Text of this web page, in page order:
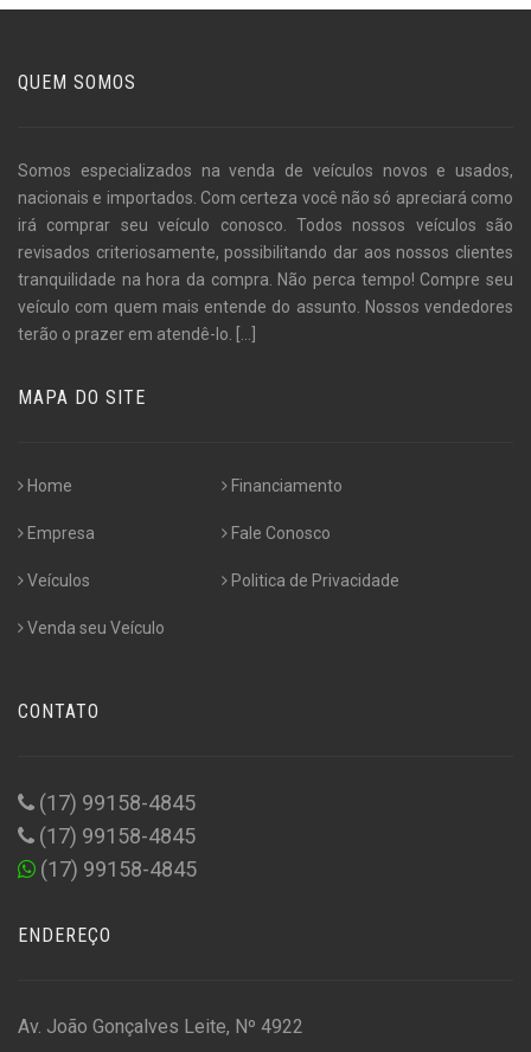
QUEM SOMOS
Somos especializados na venda de veículos novos e usados,
nacionais e importados. Com certeza você não só apreciará como
irá comprar seu veículo conosco. Todos nossos veículos são
revisados criteriosamente, possibilitando dar aos nossos clientes
tranquilidade na hora da compra. Não perca tempo! Compre seu
veículo com quem mais entende do assunto. Nossos vendedores
terão o prazer em atendê-lo.
MAPA DO SITE
Home
Empresa
Veículos
Venda seu Veículo
Financiamento
Fale Conosco
Politica de Privacidade
CONTATO
(17) 99158-4845
(17) 99158-4845
(17) 99158-4845
ENDEREÇO
Av. João Gonçalves Leite, Nº 4922